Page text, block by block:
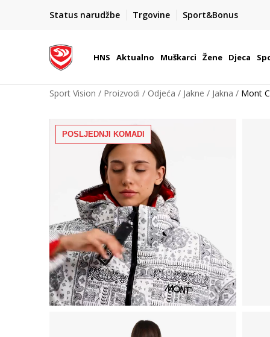
Status narudžbe Trgovine Sport&Bonus
KORISNIČKA SLUŽBA
kontaktirajte nas brzo i jednostavno
HNS Aktualno Muškarci Žene Djeca
Sport Vision Proizvodi Odjeća Jakne Jakna Mont
POSLJEDNJI KOMADI